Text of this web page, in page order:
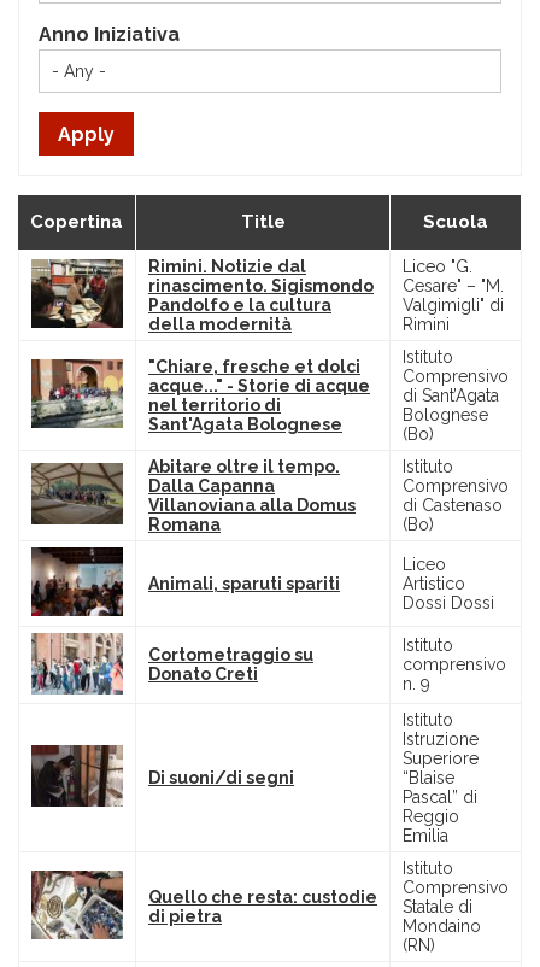
Anno Iniziativa
Copertina Title Scuola
Rimini. Notizie dal
rinascimento. Sigismondo
Pandolfo e la cultura
della modernità
Liceo "G.
Cesare" – "M.
Valgimigli" di
Rimini
"Chiare, fresche et dolci
acque..." - Storie di acque
nel territorio di
Sant'Agata Bolognese
Istituto
Comprensivo
di Sant’Agata
Bolognese
(Bo)
Abitare oltre il tempo.
Dalla Capanna
Villanoviana alla Domus
Romana
Istituto
Comprensivo
di Castenaso
(Bo)
Animali, sparuti spariti
Liceo
Artistico
Dossi Dossi
Cortometraggio su
Donato Creti
Istituto
comprensivo
n. 9
Di suoni/di segni
Istituto
Istruzione
Superiore
“Blaise
Pascal” di
Reggio
Emilia
Quello che resta: custodie
di pietra
Istituto
Comprensivo
Statale di
Mondaino
(RN)